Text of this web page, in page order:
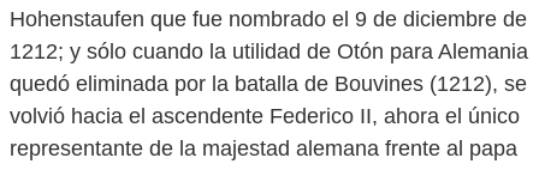
Hohenstaufen que fue nombrado el 9 de diciembre de
1212; y sólo cuando la utilidad de Otón para Alemania
quedó eliminada por la batalla de Bouvines (1212), se
volvió hacia el ascendente Federico II, ahora el único
representante de la majestad alemana frente al papa